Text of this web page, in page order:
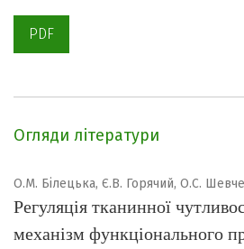
PDF
Огляди літератури
О.М. Білецька, Є.В. Горячий, О.С.
Регуляція тканинної
механізм функціонального